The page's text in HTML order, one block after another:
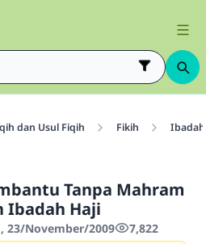
dan Usul Fiqih Fikih
Tanpa Mahram
Ibadah Haji
23/November/2009 7,822